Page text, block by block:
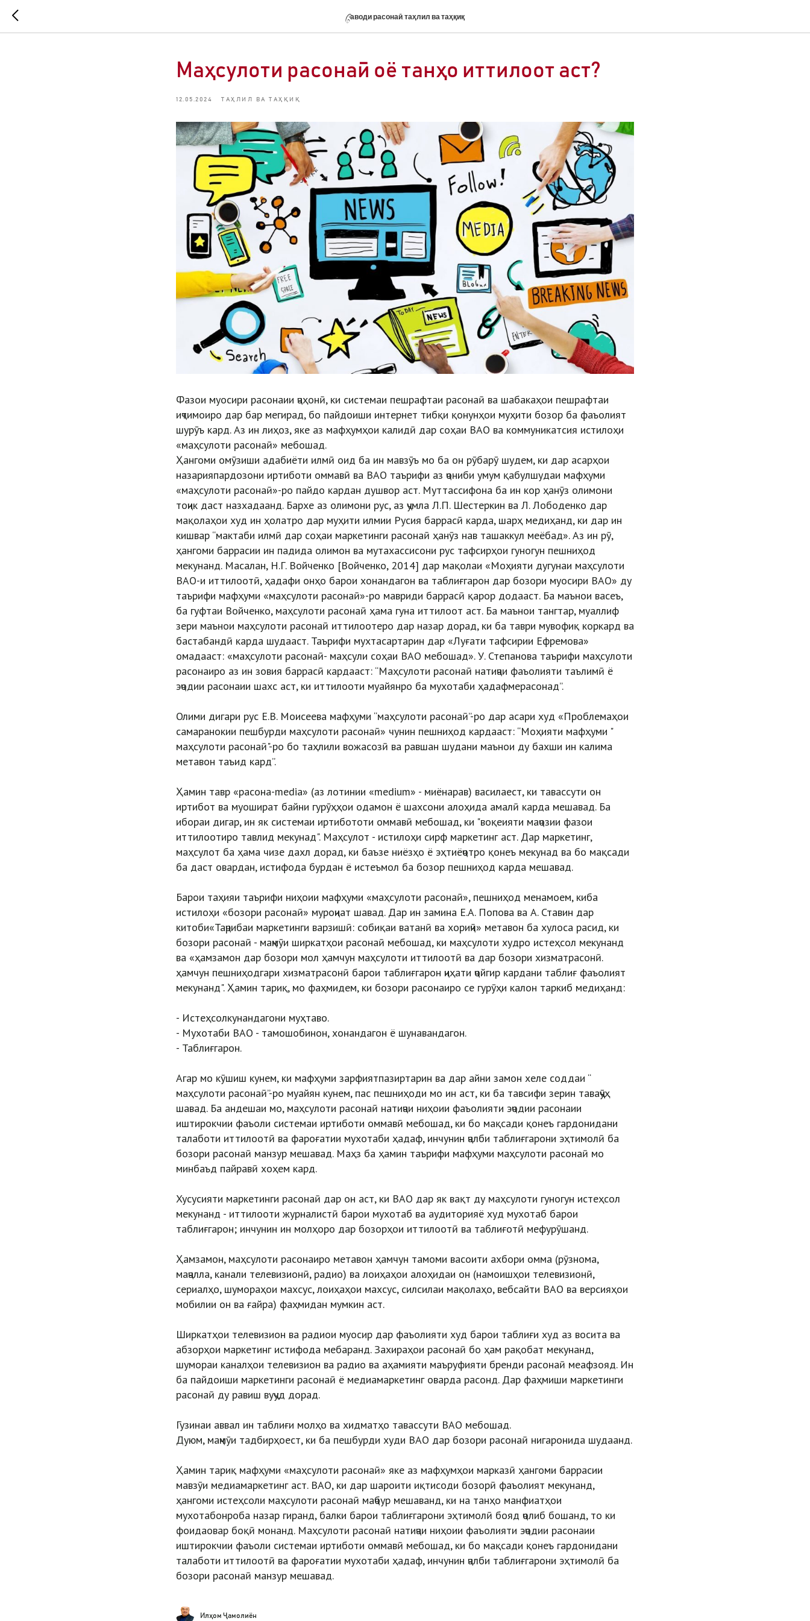
Cаводи расонаӣ, таҳлил ва таҳқиқ
Маҳсулоти расонаӣ оё танҳо иттилоот аст?
12.05.2024 ТАҲЛИЛ ВА ТАҲҚИҚ
Фазои муосири расонаии ҷаҳонӣ, ки системаи пешрафтаи расонаӣ ва шабакаҳои пешрафтаи
иҷтимоиро дар бар мегирад, бо пайдоиши интернет тибқи қонунҳои муҳити бозор ба фаъолият
шурӯъ кард. Аз ин лиҳоз, яке аз мафҳумҳои калидӣ дар соҳаи ВАО ва коммуникатсия истилоҳи
«маҳсулоти расонаӣ» мебошад.
Ҳангоми омӯзиши адабиёти илмӣ оид ба ин мавзӯъ мо ба он рӯбарӯ шудем, ки дар асарҳои
назарияпардозони иртиботи оммавӣ ва ВАО таърифи аз ҷониби умум қабулшудаи мафҳуми
«маҳсулоти расонаӣ»-ро пайдо кардан душвор аст. Муттассифона ба ин кор ҳанӯз олимони
тоҷик даст назхадаанд. Бархе аз олимони рус, аз ҷумла Л.П. Шестеркин ва Л. Лободенко дар
мақолаҳои худ ин ҳолатро дар муҳити илмии Русия баррасӣ карда, шарҳ медиҳанд, ки дар ин
кишвар “мактаби илмӣ дар соҳаи маркетинги расонаӣ ҳанӯз нав ташаккул меёбад». Аз ин рӯ,
ҳангоми баррасии ин падида олимон ва мутахассисони рус тафсирҳои гуногун пешниҳод
мекунанд. Масалан, Н.Г. Войченко [Войченко, 2014] дар мақолаи «Моҳияти дугунаи маҳсулоти
ВАО-и иттилоотӣ, ҳадафи онҳо барои хонандагон ва таблиғгарон дар бозори муосири ВАО» ду
таърифи мафҳуми «маҳсулоти расонаӣ»-ро мавриди баррасӣ қарор додааст. Ба маънои васеъ,
ба гуфтаи Войченко, маҳсулоти расонаӣ ҳама гуна иттилоот аст. Ба маънои тангтар, муаллиф
зери маънои маҳсулоти расонаӣ иттилоотеро дар назар дорад, ки ба таври мувофиқ коркард ва
бастабандӣ карда шудааст. Таърифи мухтасартарин дар «Луғати тафсирии Ефремова»
омадааст: «маҳсулоти расонаӣ- маҳсули соҳаи ВАО мебошад». У. Степанова таърифи маҳсулоти
расонаиро аз ин зовия баррасӣ кардааст: “Маҳсулоти расонаӣ натиҷаи фаъолияти таълимӣ ё
эҷодии расонаии шахс аст, ки иттилооти муайянро ба мухотаби ҳадафмерасонад”.
Олими дигари рус Е.В. Моисеева мафҳуми “маҳсулоти расонаӣ”-ро дар асари худ «Проблемаҳои
самаранокии пешбурди маҳсулоти расонаӣ» чунин пешниҳод кардааст: “Моҳияти мафҳуми "
маҳсулоти расонаӣ"-ро бо таҳлили вожасозӣ ва равшан шудани маънои ду бахши ин калима
метавон таъид кард”.
Ҳамин тавр «расона-media» (аз лотинии «medium» - миёнарав) василаест, ки тавассути он
иртибот ва муошират байни гурӯҳҳои одамон ё шахсони алоҳида амалӣ карда мешавад. Ба
ибораи дигар, ин як системаи иртибототи оммавӣ мебошад, ки "воқеияти маҷозии фазои
иттилоотиро тавлид мекунад". Маҳсулот - истилоҳи сирф маркетинг аст. Дар маркетинг,
маҳсулот ба ҳама чизе дахл дорад, ки баъзе ниёзҳо ё эҳтиёҷотро қонеъ мекунад ва бо мақсади
ба даст овардан, истифода бурдан ё истеъмол ба бозор пешниҳод карда мешавад.
Барои таҳияи таърифи ниҳоии мафҳуми «маҳсулоти расонаӣ», пешниҳод менамоем, киба
истилоҳи «бозори расонаӣ» муроҷиат шавад. Дар ин замина Е.А. Попова ва А. Ставин дар
китоби«Таҷрибаи маркетинги варзишӣ: собиқаи ватанӣ ва хориҷӣ» метавон ба хулоса расид, ки
бозори расонаӣ - маҷмӯи ширкатҳои расонаӣ мебошад, ки маҳсулоти худро истеҳсол мекунанд
ва «ҳамзамон дар бозори мол ҳамчун маҳсулоти иттилоотӣ ва дар бозори хизматрасонӣ.
ҳамчун пешниҳодгари хизматрасонӣ барои таблиғгарон ҷиҳати ҷойгир кардани таблиғ фаъолият
мекунанд". Ҳамин тариқ, мо фаҳмидем, ки бозори расонаиро се гурӯҳи калон таркиб медиҳанд:
- Истеҳсолкунандагони муҳтаво.
- Мухотаби ВАО - тамошобинон, хонандагон ё шунавандагон.
- Таблиғгарон.
Агар мо кӯшиш кунем, ки мафҳуми зарфиятпазиртарин ва дар айни замон хеле соддаи “
маҳсулоти расонаӣ”-ро муайян кунем, пас пешниҳоди мо ин аст, ки ба тавсифи зерин таваҷҷӯҳ
шавад. Ба андешаи мо, маҳсулоти расонаӣ натиҷаи ниҳоии фаъолияти эҷодии расонаии
иштирокчии фаъоли системаи иртиботи оммавӣ мебошад, ки бо мақсади қонеъ гардонидани
талаботи иттилоотӣ ва фароғатии мухотаби ҳадаф, инчунин ҷалби таблиғгарони эҳтимолӣ ба
бозори расонаӣ манзур мешавад. Маҳз ба ҳамин таърифи мафҳуми маҳсулоти расонаӣ мо
минбаъд пайравӣ хоҳем кард.
Хусусияти маркетинги расонаӣ дар он аст, ки ВАО дар як вақт ду маҳсулоти гуногун истеҳсол
мекунанд - иттилооти журналистӣ барои мухотаб ва аудиторияё худ мухотаб барои
таблиғгарон; инчунин ин молҳоро дар бозорҳои иттилоотӣ ва таблиғотӣ мефурӯшанд.
Ҳамзамон, маҳсулоти расонаиро метавон ҳамчун тамоми васоити ахбори омма (рӯзнома,
маҷалла, канали телевизионӣ, радио) ва лоиҳаҳои алоҳидаи он (намоишҳои телевизионӣ,
сериалҳо, шумораҳои махсус, лоиҳаҳои махсус, силсилаи мақолаҳо, вебсайти ВАО ва версияҳои
мобилии он ва ғайра) фаҳмидан мумкин аст.
Ширкатҳои телевизион ва радиои муосир дар фаъолияти худ барои таблиғи худ аз восита ва
абзорҳои маркетинг истифода мебаранд. Захираҳои расонаӣ бо ҳам рақобат мекунанд,
шумораи каналҳои телевизион ва радио ва аҳамияти маъруфияти бренди расонаӣ меафзояд. Ин
ба пайдоиши маркетинги расонаӣ ё медиамаркетинг оварда расонд. Дар фаҳмиши маркетинги
расонаӣ ду равиш вуҷуд дорад.
Гузинаи аввал ин таблиғи молҳо ва хидматҳо тавассути ВАО мебошад.
Дуюм, маҷмӯи тадбирҳоест, ки ба пешбурди худи ВАО дар бозори расонаӣ нигаронида шудаанд.
Ҳамин тариқ мафҳуми «маҳсулоти расонаӣ» яке аз мафҳумҳои марказӣ ҳангоми баррасии
мавзӯи медиамаркетинг аст. ВАО, ки дар шароити иқтисоди бозорӣ фаъолият мекунанд,
ҳангоми истеҳсоли маҳсулоти расонаӣ маҷбур мешаванд, ки на танҳо манфиатҳои
мухотабонроба назар гиранд, балки барои таблиғгарони эҳтимолӣ бояд ҷолиб бошанд, то ки
фоидаовар боқӣ монанд. Маҳсулоти расонаӣ натиҷаи ниҳоии фаъолияти эҷодии расонаии
иштирокчии фаъоли системаи иртиботи оммавӣ мебошад, ки бо мақсади қонеъ гардонидани
талаботи иттилоотӣ ва фароғатии мухотаби ҳадаф, инчунин ҷалби таблиғгарони эҳтимолӣ ба
бозори расонаӣ манзур мешавад.
Илҳом Ҷамолиён